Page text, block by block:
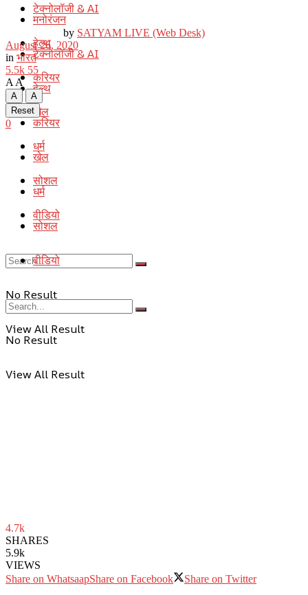
टेक्नोलॉजी & AI
हेल्थ
करियर
खेल
धर्म
सोशल
वीडियो
No Result
View All Result
मनोरंजन
टेक्नोलॉजी & AI
हेल्थ
करियर
खेल
धर्म
सोशल
वीडियो
No Result
View All Result
by SATYAM LIVE (Web Desk)
August 26, 2020
in भारत
5.5k 55
A A
A
A
Reset
0
4.7k
SHARES
5.9k
VIEWS
Share on WhatsaapShare on Facebook
Share on Twitter